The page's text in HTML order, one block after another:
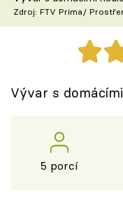
Speciál: Cuketa
Těhotnej
Sledujte prima+
Přihlášení
Zdroj: FTV Prima/
Vývar s
5 porcí